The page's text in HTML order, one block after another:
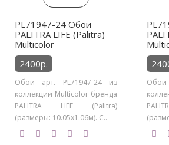
PL71947-24 Обои
PALITRA LIFE (Palitra)
Multicolor
2400р.
Обои арт. PL71947-24 из
коллекции Multicolor бренда
PALITRA LIFE (Palitra)
(размеры: 10.05х1.06м). С..
Обои